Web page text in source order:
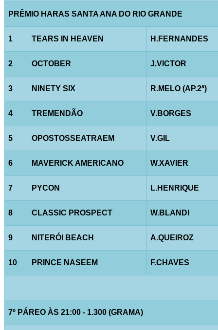
PRÊMIO HARAS SANTA ANA DO RIO GRANDE
1 TEARS IN HEAVEN H.FERNANDES
2 OCTOBER J.VICTOR
3 NINETY SIX R.MELO (AP.2ª)
4 TREMENDÃO V.BORGES
5 OPOSTOSSEATRAEM V.GIL
6 MAVERICK AMERICANO W.XAVIER
7 PYCON L.HENRIQUE
8 CLASSIC PROSPECT W.BLANDI
9 NITERÓI BEACH A.QUEIROZ
10 PRINCE NASEEM F.CHAVES
7º PÁREO ÀS 21:00 - 1.300 (GRAMA)